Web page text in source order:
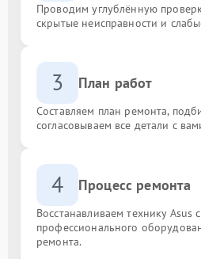
Проводим углублённую
скрытые неисправности и
3 План работ
Составляем план ремонта,
согласовываем все детали с
4 Процесс ремонта
Восстанавливаем технику Asus
профессионального
ремонта.